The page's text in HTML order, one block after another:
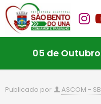
05 de
Publicado por ASCOM -